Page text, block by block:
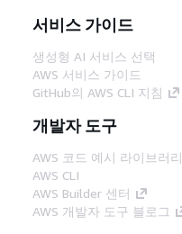
서비스 가이드
생성형 AI 서비스 선택
AWS 서비스 가이드
GitHub의 AWS CLI 지침
개발자 도구
AWS 코드 예시 라이브러리
AWS CLI
AWS Builder 센터
AWS 개발자 도구 블로그